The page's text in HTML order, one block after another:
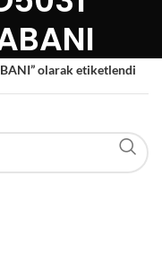
olarak etiketlendi